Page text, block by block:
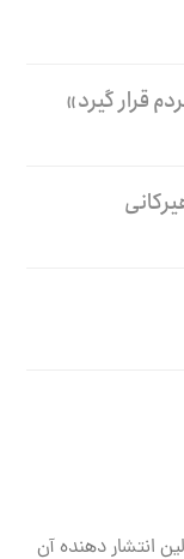
قرار گیرد»
انتشار دهنده آن